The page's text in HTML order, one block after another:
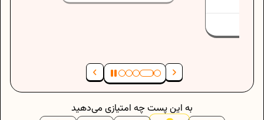
به این پست چه امتیازی می‌دهید